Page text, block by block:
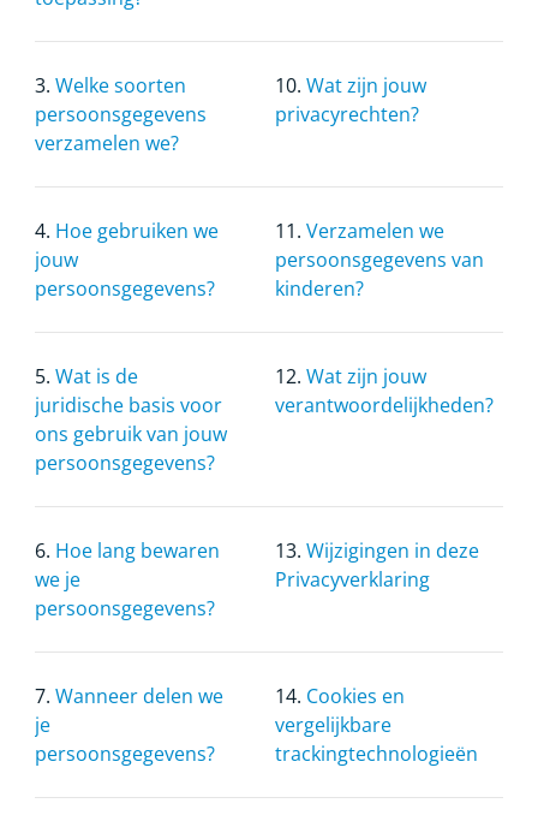
3. Welke soorten
persoonsgegevens
verzamelen we?
10. Wat zijn jouw
privacyrechten?
4. Hoe gebruiken we
jouw
persoonsgegevens?
11. Verzamelen we
persoonsgegevens van
kinderen?
5. Wat is de
juridische basis voor
ons gebruik van jouw
persoonsgegevens?
12. Wat zijn jouw
verantwoordelijkheden?
6. Hoe lang bewaren
we je
persoonsgegevens?
13. Wijzigingen in deze
Privacyverklaring
7. Wanneer delen we
je
persoonsgegevens?
14. Cookies en
vergelijkbare
trackingtechnologieën